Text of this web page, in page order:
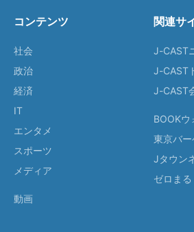
コンテンツ
社会
政治
経済
IT
エンタメ
スポーツ
メディア
動画
関連サ
J-CAST
J-CAST
J-CAST
BOOKウ
東京バ
Jタウン
ゼロまる